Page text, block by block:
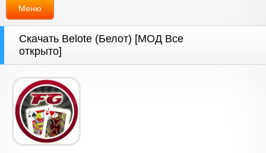
Меню
Скачать Belote (Белот) [МОД Все
открыто]